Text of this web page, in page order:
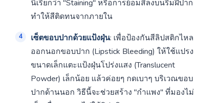
นี้เรียกว่า "Staining" หรือการย้อมสีลงบนริมฝีปาก
ทำให้สีติดทนจากภายใน
เซ็ตขอบปากด้วยแป้งฝุ่น: เพื่อป้องกันสีลิปสติกไหล
ออกนอกขอบปาก (Lipstick Bleeding) ให้ใช้แปรง
ขนาดเล็กแตะแป้งฝุ่นโปร่งแสง (Translucent
Powder) เล็กน้อย แล้วค่อยๆ กดเบาๆ บริเวณขอบ
ปากด้านนอก วิธีนี้จะช่วยสร้าง "กำแพง" ที่มองไม่